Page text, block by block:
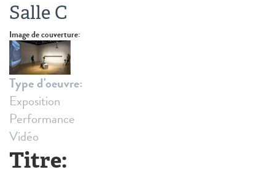
Salle C
Image de couverture:
Type d'oeuvre:
Exposition
Performance
Vidéo
Titre: